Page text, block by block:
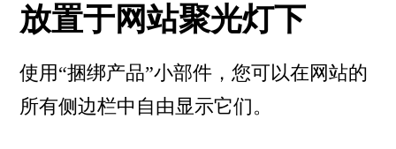
放置于网站聚光灯下
使用“捆绑产品”小部件，您可以在网站的
所有侧边栏中自由显示它们。